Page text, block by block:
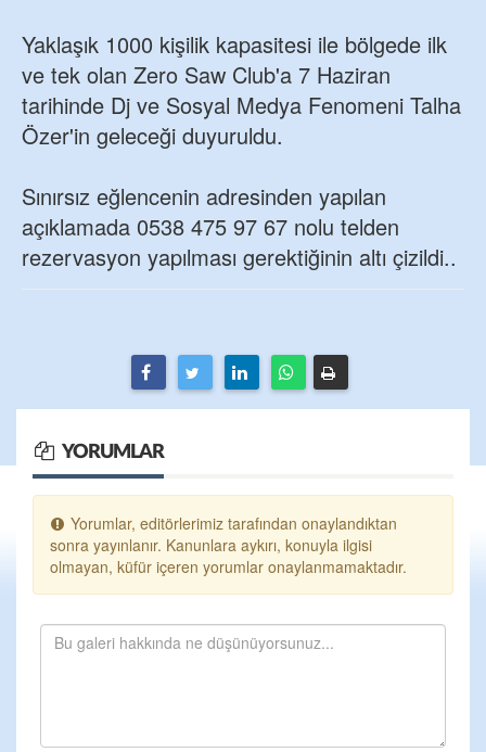
Yaklaşık 1000 kişilik kapasitesi ile bölgede ilk
ve tek olan Zero Saw Club'a 7 Haziran
tarihinde Dj ve Sosyal Medya Fenomeni Talha
Özer'in geleceği duyuruldu.
Sınırsız eğlencenin adresinden yapılan
açıklamada 0538 475 97 67 nolu telden
rezervasyon yapılması gerektiğinin altı çizildi..
YORUMLAR
Yorumlar, editörlerimiz tarafından onaylandıktan
sonra yayınlanır. Kanunlara aykırı, konuyla ilgisi
olmayan, küfür içeren yorumlar onaylanmamaktadır.